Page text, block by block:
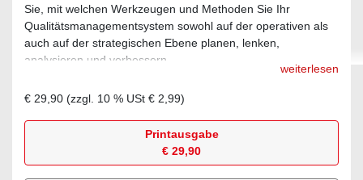
Sie, mit welchen Werkzeugen und Methoden Sie Ihr
Qualitätsmanagementsystem sowohl auf der operativen als
auch auf der strategischen Ebene planen, lenken,
analysieren und verbessern.
weiterlesen
€ 29,90 (zzgl. 10 % USt € 2,99)
Printausgabe
€ 29,90